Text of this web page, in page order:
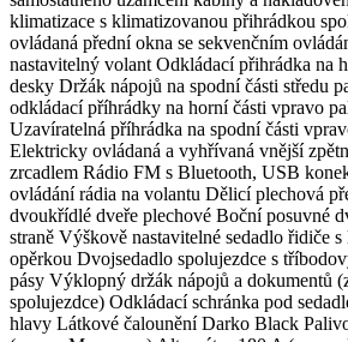
klimatizace s klimatizovanou přihrádkou
ovládaná přední okna se sekvenčním
nastavitelný volant Odkládací přihrádka na
desky Držák nápojů na spodní části středu
odkládací příhrádky na horní části vpravo
Uzavíratelná příhrádka na spodní části
Elektricky ovládaná a vyhřívaná vnější
zrcadlem Rádio FM s Bluetooth, USB
ovládání rádia na volantu Dělicí plechová
dvoukřídlé dveře plechové Boční posuvné
straně Výškově nastavitelné sedadlo řidiče
opěrkou Dvojsedadlo spolujezdce s
pásy Výklopný držák nápojů a dokumentů
spolujezdce) Odkládací schránka pod
hlavy Látkové čalounění Darko Black